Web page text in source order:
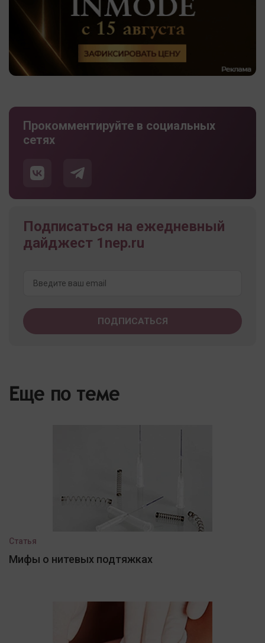
Прокомментируйте в социальных
сетях
Подписаться на ежедневный
дайджест 1nep.ru
Еще по теме
Статья
Мифы о нитевых подтяжках